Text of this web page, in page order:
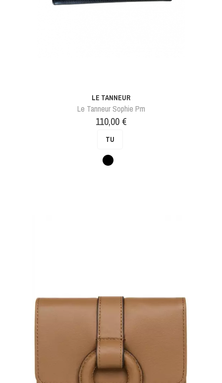
LE TANNEUR
Le Tanneur Sophie Pm
Prix
110,00 €
TU
Noir